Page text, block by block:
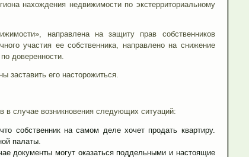
нахождения недвижимости по экстерриториальному
направлена на защиту прав собственников
участия ее собственника, направлено на снижение
доверенности.
заставить его насторожиться.
в случае возникновения следующих ситуаций:
собственник на самом деле хочет продать квартиру.
палаты.
документы могут оказаться поддельными и настоящие